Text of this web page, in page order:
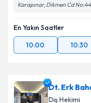
Karapınar, Dikmen Cd
En Yakın Saatler
10:00
10:30
Dt. Erk
Diş Hekimi